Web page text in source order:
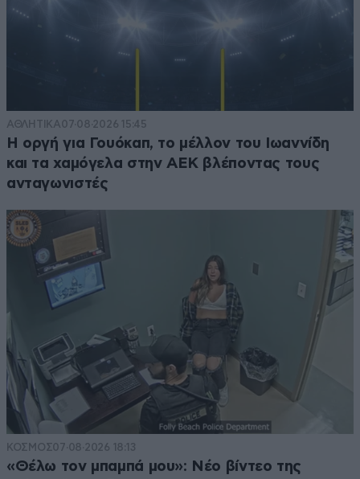
ΑΘΛΗΤΙΚΑ07·08·2026 15:45
Η οργή για Γουόκαπ, το μέλλον του Ιωαννίδη
και τα χαμόγελα στην ΑΕΚ βλέποντας τους
ανταγωνιστές
ΚΟΣΜΟΣ07·08·2026 18:13
«Θέλω τον μπαμπά μου»: Νέο βίντεο της